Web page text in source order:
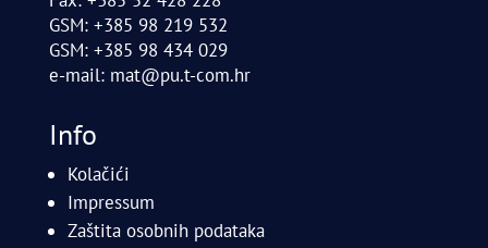
GSM: +385 98 219 532
GSM: +385 98 434 029
e-mail: mat@pu.t-com.hr
Info
Kolačići
Impressum
Zaštita osobnih podataka